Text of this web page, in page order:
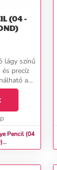
(04 -
lágy színű
és precíz
a
körül,
Pencil (04